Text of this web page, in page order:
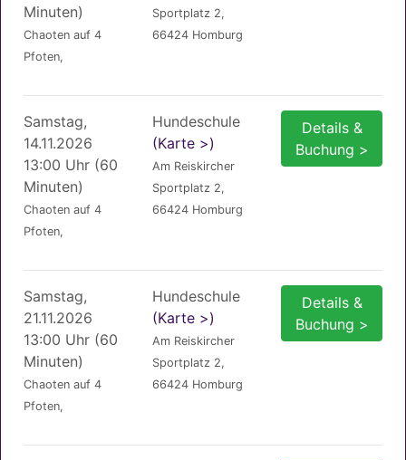
Minuten)
Chaoten auf 4
Pfoten,
Sportplatz 2,
66424 Homburg
Samstag,
14.11.2026
13:00 Uhr (60
Minuten)
Chaoten auf 4
Pfoten,
Hundeschule
(Karte >)
Am Reiskircher
Sportplatz 2,
66424 Homburg
Details &
Buchung >
Samstag,
21.11.2026
13:00 Uhr (60
Minuten)
Chaoten auf 4
Pfoten,
Hundeschule
(Karte >)
Am Reiskircher
Sportplatz 2,
66424 Homburg
Details &
Buchung >